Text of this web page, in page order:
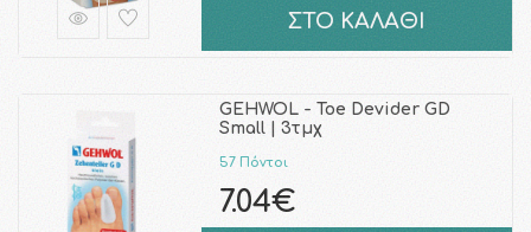
ΣΤΟ ΚΑΛΑΘΙ
GEHWOL - Toe Devider GD
Small | 3τμχ
57 Πόντοι
7.04€